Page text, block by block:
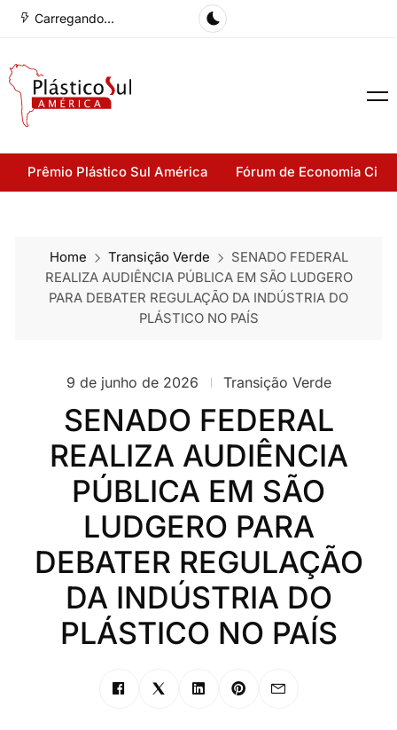
Carregando...
Prêmio Plástico Sul América Fórum de Economia
Home Transição Verde
SENADO FEDERAL
REALIZA AUDIÊNCIA PÚBLICA EM SÃO LUDGERO
PARA DEBATER REGULAÇÃO DA INDÚSTRIA DO
PLÁSTICO NO PAÍS
9 de junho de 2026 Transição Verde
SENADO FEDERAL
REALIZA AUDIÊNCIA
PÚBLICA EM SÃO
LUDGERO PARA
DEBATER REGULAÇÃO
DA INDÚSTRIA DO
PLÁSTICO NO PAÍS